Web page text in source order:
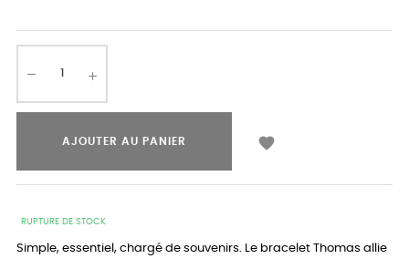
AJOUTER AU PANIER 
RUPTURE DE STOCK
Simple, essentiel, chargé de souvenirs. Le bracelet Thomas allie